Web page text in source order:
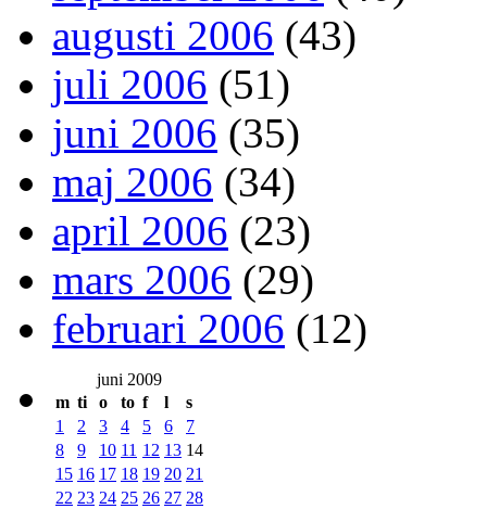
augusti 2006 (43)
juli 2006 (51)
juni 2006 (35)
maj 2006 (34)
april 2006 (23)
mars 2006 (29)
februari 2006 (12)
juni 2009
m ti o to f l s
1 2 3 4 5 6
7
8
9 10 11 12 13 14
15 16 17 18 19 20 21
22 23 24 25 26 27 28